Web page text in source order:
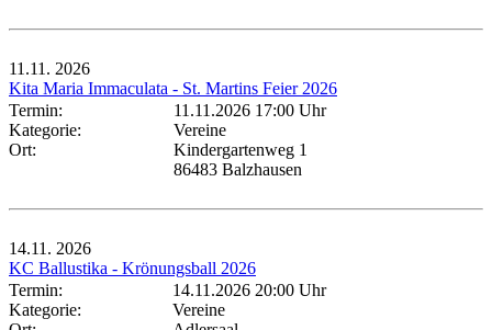
11.11. 2026
Kita Maria Immaculata - St. Martins Feier 2026
Termin:
11.11.2026 17:00 Uhr
Kategorie:
Vereine
Ort:
Kindergartenweg 1
86483 Balzhausen
14.11. 2026
KC Ballustika - Krönungsball 2026
Termin:
14.11.2026 20:00 Uhr
Kategorie:
Vereine